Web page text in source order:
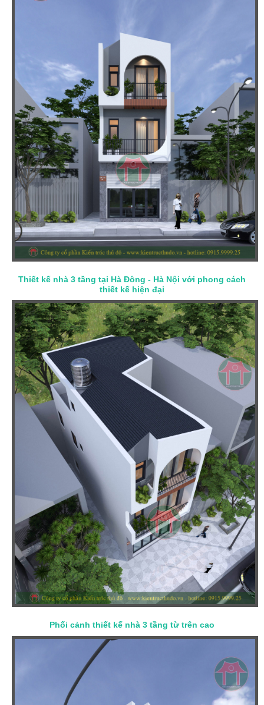
Thiết kế nhà 3 tầng tại Hà Đông - Hà Nội với phong cách
thiết kế hiện đại
Phối cảnh thiết kế nhà 3 tầng từ trên cao